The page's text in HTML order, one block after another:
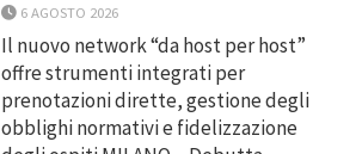
6 AGOSTO 2026
Il nuovo network “da host per host”
offre strumenti integrati per
prenotazioni dirette, gestione degli
obblighi normativi e fidelizzazione